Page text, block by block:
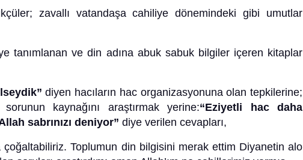
zavallı vatandaşa cahiliye dönemindeki gibi umutlar
tanımlanan ve din adına abuk sabuk bilgiler içeren kitaplar
diyen hacıların hac organizasyonuna olan tepkilerine;
kaynağını araştırmak yerine:“Eziyetli hac daha
sabrınızı deniyor” diye verilen cevapları,
Toplumun din bilgisini merak ettim Diyanetin alo